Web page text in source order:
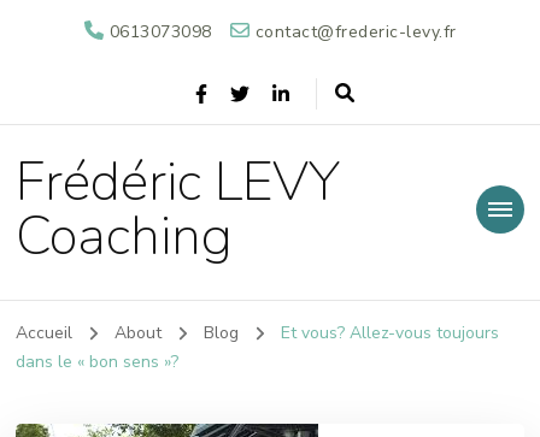
0613073098 contact@frederic-levy.fr
Frédéric LEVY
Coaching
Accueil About Blog
Et vous? Allez-vous toujours
dans le « bon sens »?